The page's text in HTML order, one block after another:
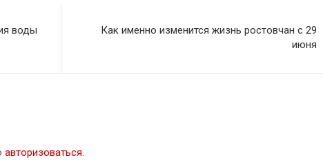
воды
Как именно изменится жизнь ростовчан с 29
июня
авторизоваться.